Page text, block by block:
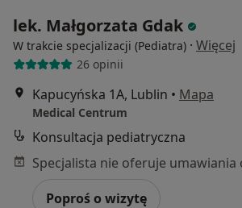
lek. Małgorzata Gdak
W trakcie specjalizacji (Pediatra) · Więcej
26 opinii
Kapucyńska 1A, Lublin • Mapa
Medical Centrum
Konsultacja pediatryczna
Poproś o wizytę